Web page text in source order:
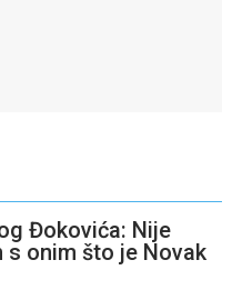
Đokovića: Nije
onim što je Novak